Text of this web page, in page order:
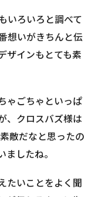
いろいろと調べて
想いがきちんと伝
ザインもとても素
ゃごちゃといっぱ
、クロスバズ様は
敵だなと思ったの
したね。
たいことをよく聞